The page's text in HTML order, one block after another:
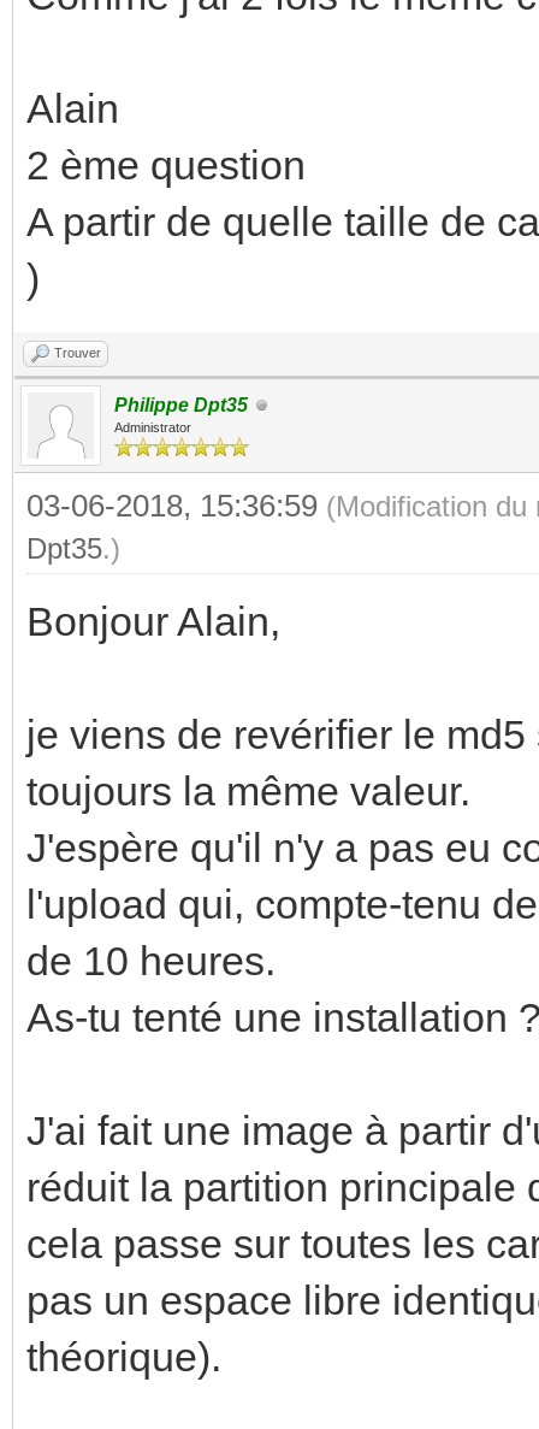
Alain
2 ème question
A partir de quelle taille de
)
Trouver
Philippe Dpt35
Administrator
03-06-2018, 15:36:59 (Modification
Dpt35.)
Bonjour Alain,
je viens de revérifier le
toujours la même valeur.
J'espère qu'il n'y a pas eu
l'upload qui, compte-tenu
de 10 heures.
As-tu tenté une installation
J'ai fait une image à partir
réduit la partition principale
cela passe sur toutes les
pas un espace libre
théorique).